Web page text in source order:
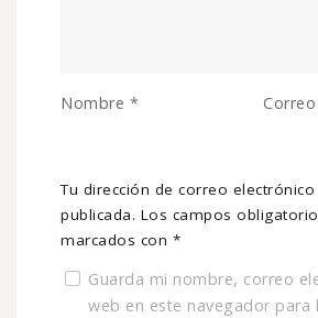
Tu dirección de correo
publicada. Los campos
marcados con *
Nombre *
Guarda mi nombre, correo
web en este navegador para